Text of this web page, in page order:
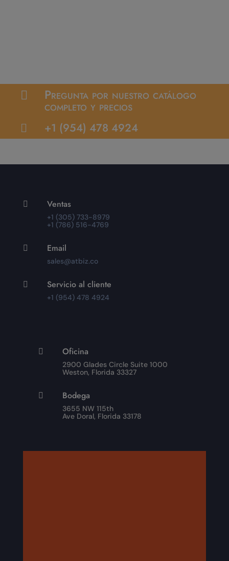
 Pregunta por nuestro catálogo
completo y precios
 +1 (954) 478 4924
 Ventas
+1 (305) 733-8979
+1 (786) 516-4769
 Email
sales@atbiz.co
 Servicio al cliente
+1 (954) 478 4924
 Oficina
2900 Glades Circle Suite 1000
Weston, Florida 33327
 Bodega
3655 NW 115th
Ave Doral, Florida 33178